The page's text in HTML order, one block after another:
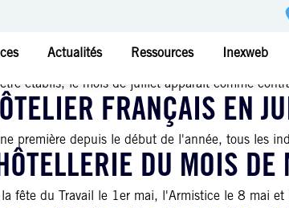
Actualités Ressources Inexweb
EN JUILLET
établis, le mois de juillet apparaît comme
FRANÇAIS EN
première depuis le début de l'année, tous les
DU MOIS
fête du Travail le 1er mai, l'Armistice le 8 mai et